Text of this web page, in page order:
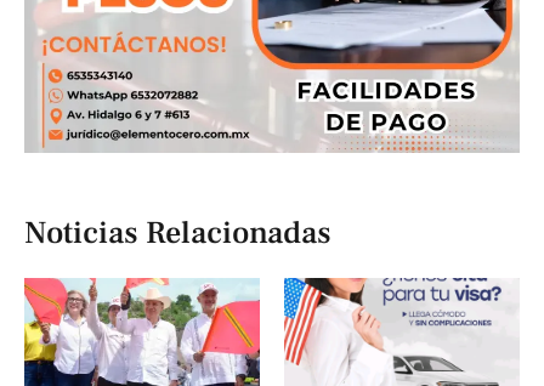
Noticias Relacionadas